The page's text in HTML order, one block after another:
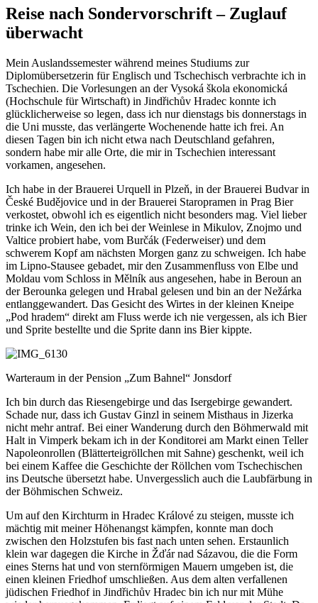
Reise nach Sondervorschrift – Zuglauf
überwacht
Mein Auslandssemester während meines Studiums zur
Diplomübersetzerin für Englisch und Tschechisch verbrachte ich in
Tschechien. Die Vorlesungen an der Vysoká škola ekonomická
(Hochschule für Wirtschaft) in Jindřichův Hradec konnte ich
glücklicherweise so legen, dass ich nur dienstags bis donnerstags in
die Uni musste, das verlängerte Wochenende hatte ich frei. An
diesen Tagen bin ich nicht etwa nach Deutschland gefahren,
sondern habe mir alle Orte, die mir in Tschechien interessant
vorkamen, angesehen.
Ich habe in der Brauerei Urquell in Plzeň, in der Brauerei Budvar in
České Budějovice und in der Brauerei Staropramen in Prag Bier
verkostet, obwohl ich es eigentlich nicht besonders mag. Viel lieber
trinke ich Wein, den ich bei der Weinlese in Mikulov, Znojmo und
Valtice probiert habe, vom Burčák (Federweiser) und dem
schwerem Kopf am nächsten Morgen ganz zu schweigen. Ich habe
im Lipno-Stausee gebadet, mir den Zusammenfluss von Elbe und
Moldau vom Schloss in Mělník aus angesehen, habe in Beroun an
der Berounka gelegen und Hrabal gelesen und bin an der Nežárka
entlanggewandert. Das Gesicht des Wirtes in der kleinen Kneipe
„Pod hradem“ direkt am Fluss werde ich nie vergessen, als ich Bier
und Sprite bestellte und die Sprite dann ins Bier kippte.
Warteraum in der Pension „Zum Bahnel“ Jonsdorf
Ich bin durch das Riesengebirge und das Isergebirge gewandert.
Schade nur, dass ich Gustav Ginzl in seinem Misthaus in Jizerka
nicht mehr antraf. Bei einer Wanderung durch den Böhmerwald mit
Halt in Vimperk bekam ich in der Konditorei am Markt einen Teller
Napoleonrollen (Blätterteigröllchen mit Sahne) geschenkt, weil ich
bei einem Kaffee die Geschichte der Röllchen vom Tschechischen
ins Deutsche übersetzt habe. Unvergesslich auch die Laubfärbung in
der Böhmischen Schweiz.
Um auf den Kirchturm in Hradec Králové zu steigen, musste ich
mächtig mit meiner Höhenangst kämpfen, konnte man doch
zwischen den Holzstufen bis fast nach unten sehen. Erstaunlich
klein war dagegen die Kirche in Žďár nad Sázavou, die die Form
eines Sterns hat und von sternförmigen Mauern umgeben ist, die
einen kleinen Friedhof umschließen. Aus dem alten verfallenen
jüdischen Friedhof in Jindřichův Hradec bin ich nur mit Mühe